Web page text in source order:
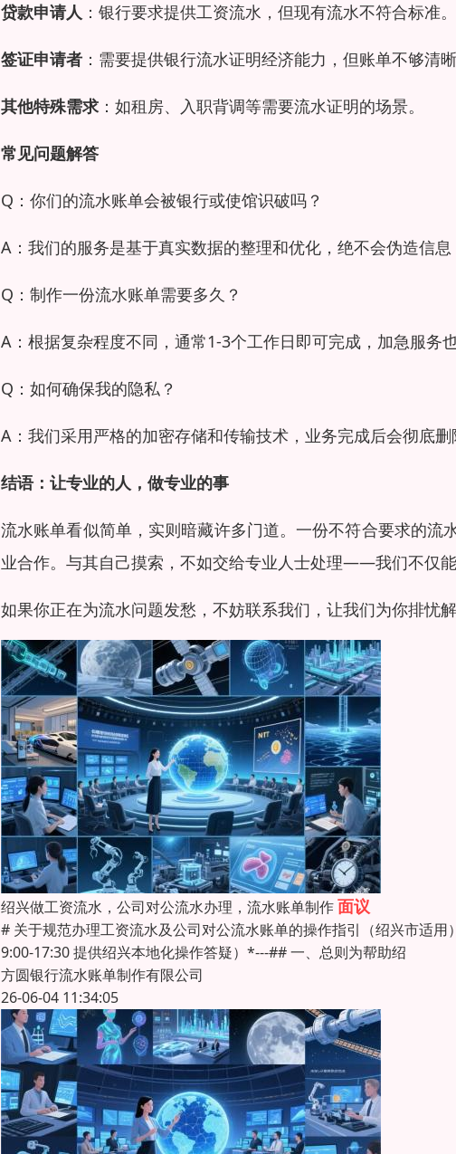
贷款申请人 ：银行要求提供工资流水，但现有流水不符合标准。
签证申请者 ：需要提供银行流水证明经济能力，但账单不够清晰
其他特殊需求 ：如租房、入职背调等需要流水证明的场景。
常见问题解答
Q：你们的流水账单会被银行或使馆识破吗？
A：我们的服务是基于真实数据的整理和优化，绝不会伪造信息
Q：制作一份流水账单需要多久？
A：根据复杂程度不同，通常1-3个工作日即可完成，加急服务也
Q：如何确保我的隐私？
A：我们采用严格的加密存储和传输技术，业务完成后会彻底删
结语：让专业的人，做专业的事
流水账单看似简单，实则暗藏许多门道。一份不符合要求的
业合作。与其自己摸索，不如交给专业人士处理——我们不仅
如果你正在为流水问题发愁，不妨联系我们，让我们为你排忧解
绍兴做工资流水，公司对公流水办理，流水账单制作面议
# 关于规范办理工资流水及公司对公流水账单的操作指引（绍兴市适
9:00-17:30 提供绍兴本地化操作答疑）*---## 一、总则为帮助绍
方圆银行流水账单制作有限公司
26-06-04 11:34:05